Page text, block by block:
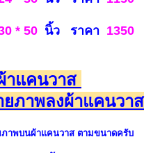
นิ้ว ราคา 1350
าแคนวาส
ภาพลงผ้าแคนวาส
าพบนผ้าแคนวาส ตามขนาดครับ